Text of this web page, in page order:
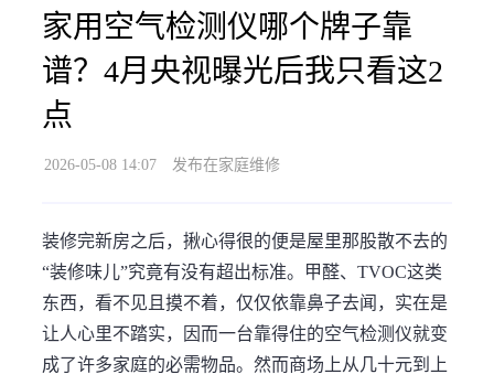
家用空气检测仪哪个牌子靠
谱？4月央视曝光后我只看这2
点
2026-05-08 14:07 发布在家庭维修
装修完新房之后，揪心得很的便是屋里那股散不去的
“装修味儿”究竟有没有超出标准。甲醛、TVOC这类
东西，看不见且摸不着，仅仅依靠鼻子去闻，实在是
让人心里不踏实，因而一台靠得住的空气检测仪就变
成了许多家庭的必需物品。然而商场上从几十元到上